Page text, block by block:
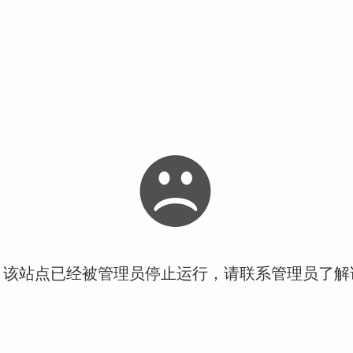
站点已经被管理员停止运行，请联系管理员了